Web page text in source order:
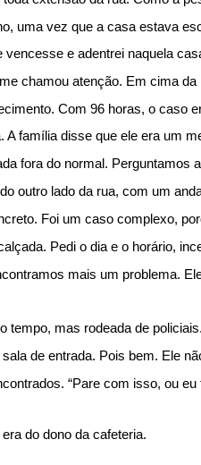
uma vez que a casa estava
e adentrei naquela
chamou atenção. Em cima
Com 96 horas, o
família disse que ele era
fora do normal.
outro lado da rua, com um
Foi um caso complexo,
Pedi o dia e o
mais um problema.
tempo, mas rodeada de
de entrada. Pois bem.
“Pare com isso, ou
do dono da cafeteria.